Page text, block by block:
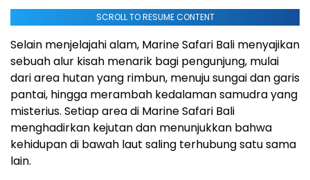
SCROLL TO RESUME CONTENT
Selain menjelajahi alam, Marine Safari Bali menyajikan
sebuah alur kisah menarik bagi pengunjung, mulai
dari area hutan yang rimbun, menuju sungai dan garis
pantai, hingga merambah kedalaman samudra yang
misterius. Setiap area di Marine Safari Bali
menghadirkan kejutan dan menunjukkan bahwa
kehidupan di bawah laut saling terhubung satu sama
lain.